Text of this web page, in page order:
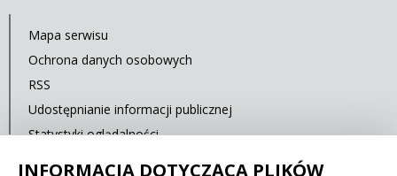
Mapa serwisu
Ochrona danych osobowych
RSS
Udostępnianie informacji publicznej
Statystyki oglądalności
INFORMACJA DOTYCZĄCA PLIKÓW